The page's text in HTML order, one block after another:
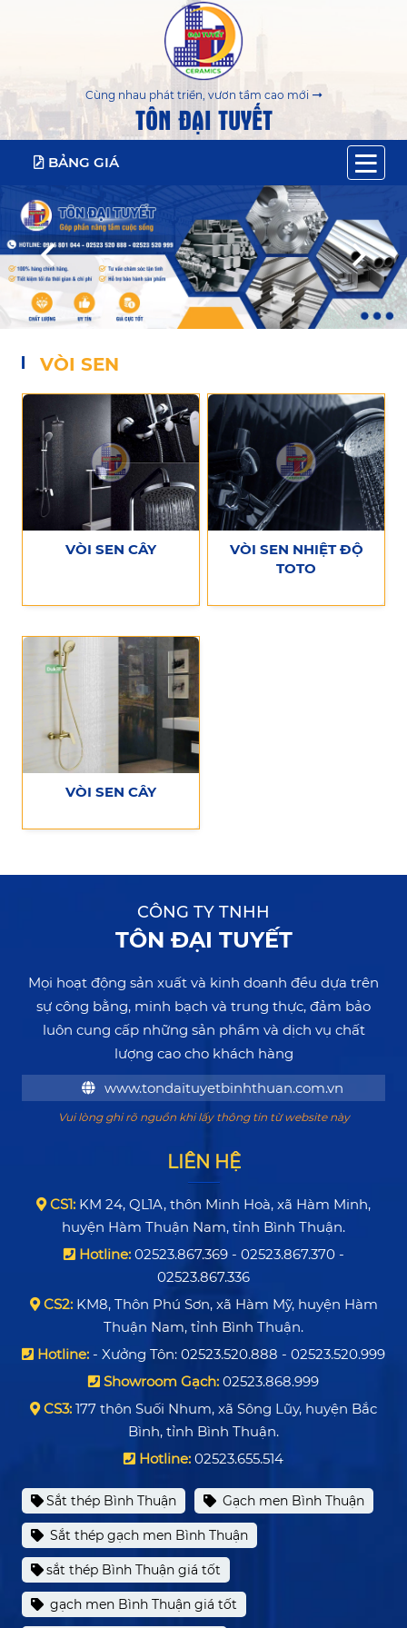
Cùng nhau phát triển, vươn tầm cao mới
TÔN ĐẠI TUYẾT
BẢNG GIÁ
VÒI SEN
VÒI SEN CÂY
VÒI SEN NHIỆT ĐỘ
TOTO
VÒI SEN CÂY
CÔNG TY TNHH
TÔN ĐẠI TUYẾT
Mọi hoạt động sản xuất và kinh doanh đều dựa trên
sự công bằng, minh bạch và trung thực, đảm bảo
luôn cung cấp những sản phẩm và dịch vụ chất
lượng cao cho khách hàng
www.tondaituyetbinhthuan.com.vn
Vui lòng ghi rõ nguồn khi lấy thông tin từ website này
LIÊN HỆ
CS1: KM 24, QL1A, thôn Minh Hoà, xã Hàm Minh,
huyện Hàm Thuận Nam, tỉnh Bình Thuận.
Hotline:02523.867.369 - 02523.867.370 -
02523.867.336
CS2:KM8, Thôn Phú Sơn, xã Hàm Mỹ, huyện Hàm
Thuận Nam, tỉnh Bình Thuận.
Hotline: - Xưởng Tôn: 02523.520.888 - 02523.520.999
Showroom Gạch: 02523.868.999
CS3: 177 thôn Suối Nhum, xã Sông Lũy, huyện Bắc
Bình, tỉnh Bình Thuận.
Hotline: 02523.655.514
Sắt thép Bình Thuận Gạch men Bình Thuận
Sắt thép gạch men Bình Thuận
sắt thép Bình Thuận giá tốt
gạch men Bình Thuận giá tốt